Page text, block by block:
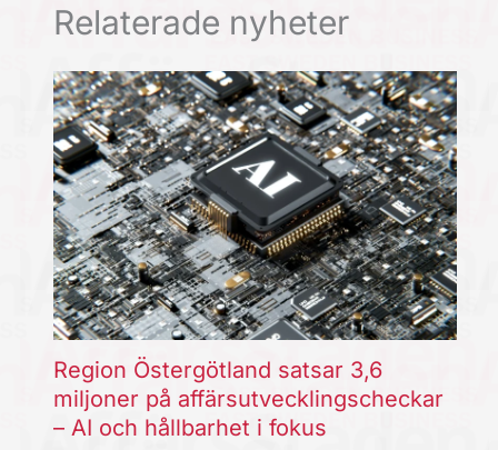
Relaterade nyheter
Region Östergötland satsar 3,6
miljoner på affärsutvecklingscheckar
– AI och hållbarhet i fokus